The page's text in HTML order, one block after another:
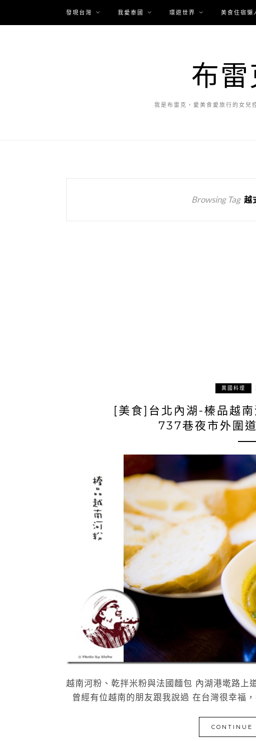
發現台灣 我愛泰國 環遊世界 美食住宿懶
布
我是布雷克，愛美食愛旅行的女兒
Browsing Tag 越
異國料理
[美食]台北內湖-榛品越
737巷夜市外圍
越南河粉、乾拌米粉與法國麵包 內湖港墘路
曾經有位越南的朋友跟我說過 在台灣很幸福
CONTINUE